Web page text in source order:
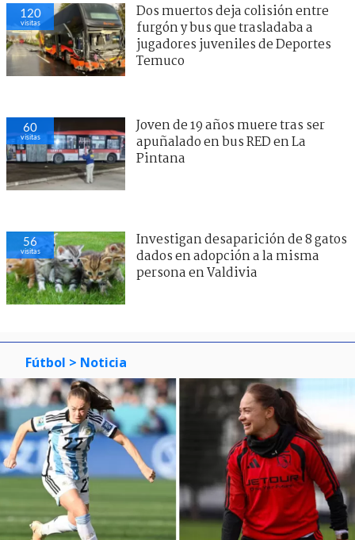
120
visitas
Dos muertos deja colisión entre
furgón y bus que trasladaba a
jugadores juveniles de Deportes
Temuco
60
visitas
Joven de 19 años muere tras ser
apuñalado en bus RED en La
Pintana
56
visitas
Investigan desaparición de 8 gatos
dados en adopción a la misma
persona en Valdivia
Fútbol > Noticia